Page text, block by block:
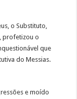
o Substituto,
profetizou o
que
do Messias.
e moído